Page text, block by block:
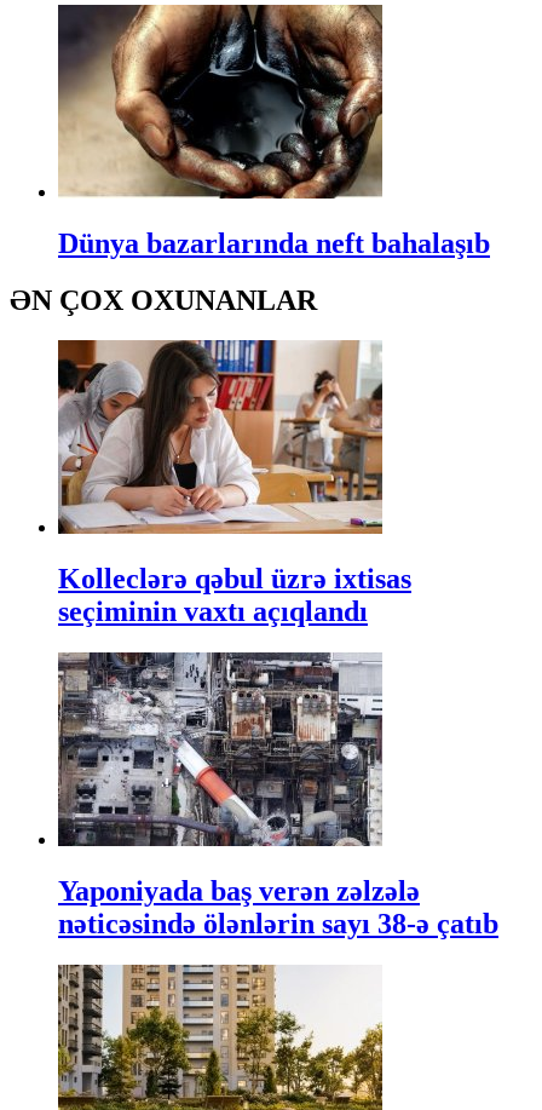
Dünya bazarlarında neft bahalaşıb
ƏN ÇOX OXUNANLAR
Kolleclərə qəbul üzrə ixtisas
seçiminin vaxtı açıqlandı
Yaponiyada baş verən zəlzələ
nəticəsində ölənlərin sayı 38-ə çatıb